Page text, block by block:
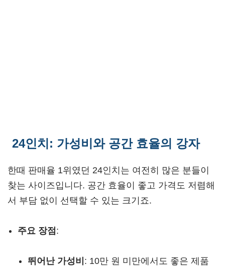
24인치: 가성비와 공간 효율의 강자
한때 판매율 1위였던 24인치는 여전히 많은 분들이
찾는 사이즈입니다. 공간 효율이 좋고 가격도 저렴해
서 부담 없이 선택할 수 있는 크기죠.
주요 장점 :
뛰어난 가성비 : 10만 원 미만에서도 좋은 제품